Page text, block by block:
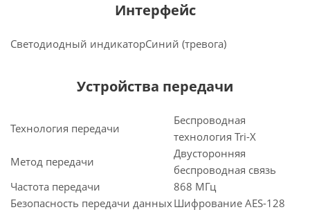
Интерфейс
Светодиодный индикаторСиний (тревога)
Устройства передачи
Технология передачи
Беспроводная
технология Tri-X
Метод передачи
Двусторонняя
беспроводная связь
Частота передачи
868 МГц
Безопасность передачи данныхШифрование AES-128